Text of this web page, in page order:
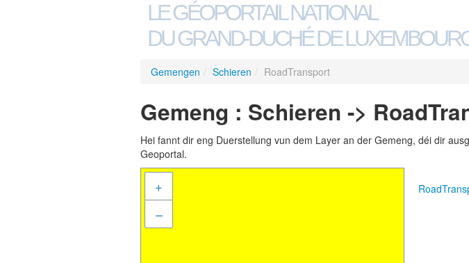
LE GÉOPORTAIL NATIONAL
DU GRAND-DUCHÉ DE
Gemengen / Schieren / RoadTransport
Gemeng : Schieren ->
Hei fannt dir eng Duerstellung vun dem Layer an der Gemeng, déi dir
Geoportal.
+
–